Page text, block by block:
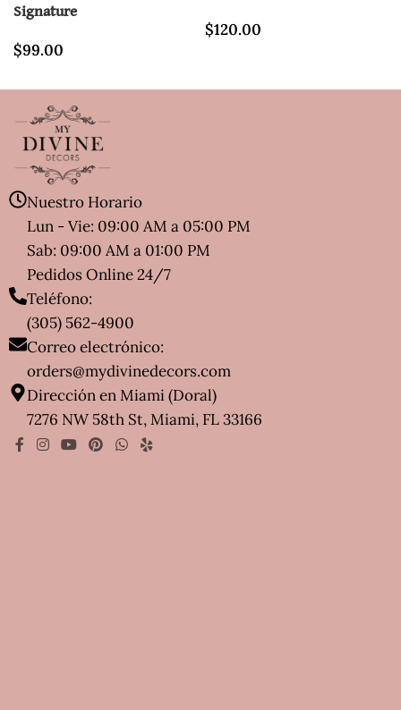
Signature
$99.00
$120.00
Nuestro Horario
Lun - Vie: 09:00 AM a 05:00 PM
Sab: 09:00 AM a 01:00 PM
Pedidos Online 24/7
Teléfono:
(305) 562-4900
Correo electrónico:
orders@mydivinedecors.com
Dirección en Miami (Doral)
7276 NW 58th St, Miami, FL 33166